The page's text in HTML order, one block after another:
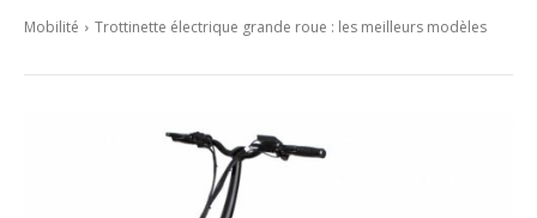
Mobilité Trottinette électrique grande roue : les meilleurs modèles